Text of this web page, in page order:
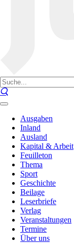
Ausgaben
Inland
Ausland
Kapital & Arbeit
Feuilleton
Thema
Sport
Geschichte
Beilage
Leserbriefe
Verlag
Veranstaltungen
Termine
Über uns